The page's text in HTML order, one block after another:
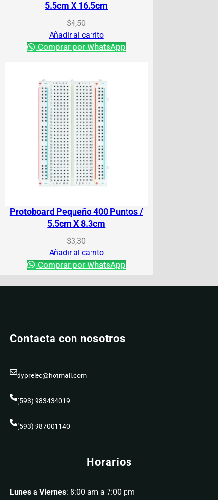
5.5cm X 16.5cm
$4,50
Añadir al carrito
Comprar por WhatsApp
Protoboard Pequeño 400 Puntos /
5.5cm X 8.3cm
$3,30
Añadir al carrito
Comprar por WhatsApp
Contacta con nosotros
dyprelec@hotmail.com
(593) 983434019
(593) 987001140
Horarios
Lunes a Viernes: 8:00 am a 7:00 pm